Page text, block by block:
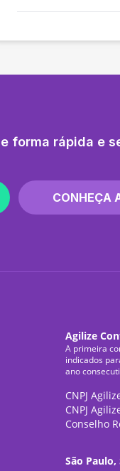
forma rápida e
CONHEÇA
Agilize
A primeira
indicados
ano
CNPJ
CNPJ
Conselho
São Paulo,